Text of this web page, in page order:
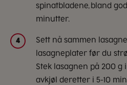
spinatbladene, bland
minutter.
4
Sett nå sammen
lasagneplater før du
Stek lasagnen på 200 g
avkjøl deretter i 5-10